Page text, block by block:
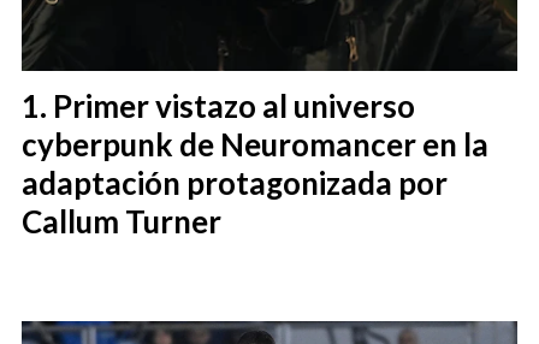
Primer vistazo al universo
cyberpunk de Neuromancer en la
adaptación protagonizada por
Callum Turner